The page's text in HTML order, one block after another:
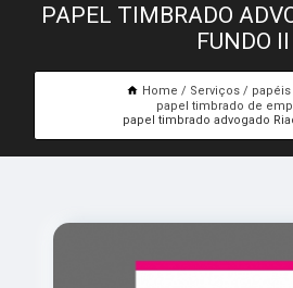
PAPEL TIMBRADO
FUNDO II
Home Serviços
papel timbrado de
papel timbrado advogado